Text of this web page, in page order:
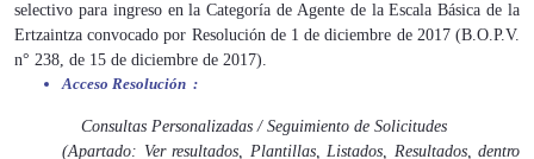
selectivo para ingreso en la Categoría de Agente de la Escala Básica de la
Ertzaintza convocado por Resolución de 1 de diciembre de 2017 (B.O.P.V.
n° 238, de 15 de diciembre de 2017).
Acceso Resolución :
Consultas Personalizadas / Seguimiento de Solicitudes
(Apartado: Ver resultados, Plantillas, Listados, Resultados, dentro